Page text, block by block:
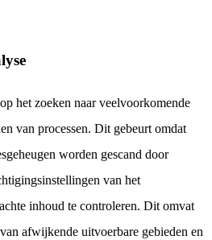
het zoeken naar veelvoorkomende
van processen. Dit gebeurt omdat
worden gescand door
van het
inhoud te controleren. Dit omvat
afwijkende uitvoerbare gebieden en